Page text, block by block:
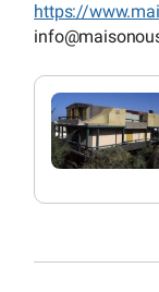
https://
info@